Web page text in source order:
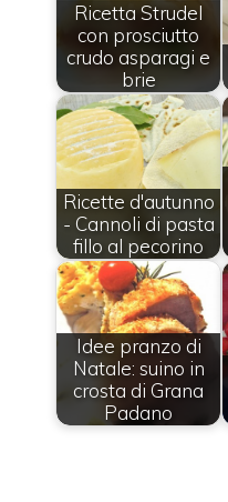
Ricetta Strudel
con prosciutto
crudo asparagi e
brie
Ricette d'autunno
- Cannoli di pasta
fillo al pecorino
Idee pranzo di
Natale: suino in
crosta di Grana
Padano